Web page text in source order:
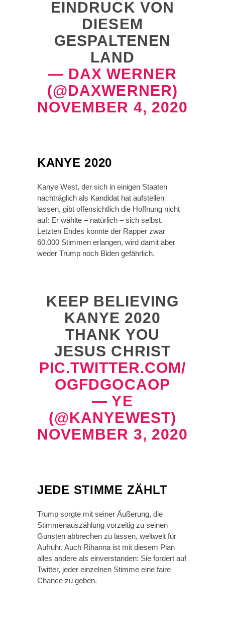
EINDRUCK VON
DIESEM
GESPALTENEN
LAND
— DAX WERNER
(@DAXWERNER)
NOVEMBER 4, 2020
KANYE 2020
Kanye West, der sich in einigen Staaten
nachträglich als Kandidat hat aufstellen
lassen, gibt offensichtlich die Hoffnung nicht
auf: Er wählte – natürlich – sich selbst.
Letzten Endes konnte der Rapper zwar
60.000 Stimmen erlangen, wird damit aber
weder Trump noch Biden gefährlich.
KEEP BELIEVING
KANYE 2020
THANK YOU
JESUS CHRIST
PIC.TWITTER.COM/
OGFDGOCAOP
— YE
(@KANYEWEST)
NOVEMBER 3, 2020
JEDE STIMME ZÄHLT
Trump sorgte mit seiner Äußerung, die
Stimmenauszählung vorzeitig zu seinen
Gunsten abbrechen zu lassen, weltweit für
Aufruhr. Auch Rihanna ist mit diesem Plan
alles andere als einverstanden: Sie fordert auf
Twitter, jeder einzelnen Stimme eine faire
Chance zu geben.